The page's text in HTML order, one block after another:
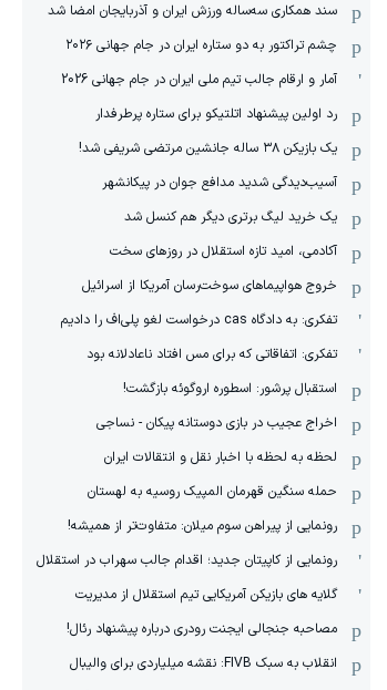
سند همکاری سه‌ساله‌ ‌ورزش ایران و آذربایجان امضا شد
چشم تراکتور به دو ستاره ایران در جام جهانی ۲۰۲۶
آمار و ارقام جالب تیم ملی ایران در جام جهانی 2026
رد اولین پیشنهاد اتلتیکو برای ستاره پرطرفدار
یک بازیکن ۳۸ ساله جانشین مرتضی شریفی شد!
آسیب‌دیدگی شدید مدافع جوان در پیکانشهر
یک خرید لیگ برتری دیگر هم کنسل شد
آکادمی، امید تازه استقلال در روزهای سخت
خروج هواپیماهای سوخت‌رسان آمریکا از اسرائیل
تفکری: به دادگاه cas درخواست لغو پلی‌اف را دادیم
تفکری: اتفاقاتی که برای مس افتاد ناعادلانه بود
استقبال پرشور: اسطوره اروگوئه بازگشت!
اخراج عجیب در بازی دوستانه پیکان - نساجی
لحظه به لحظه با اخبار نقل و انتقالات ایران
حمله سنگین قهرمان المپیک روسیه به لهستان
رونمایی از پیراهن سوم میلان: متفاوت‌تر از همیشه!
رونمایی از کاپیتان جدید؛ اقدام جالب سهراب در استقلال
گلایه های بازیکن آمریکایی تیم استقلال از مدیریت
مصاحبه جنجالی ایجنت رودری درباره پیشنهاد رئال!
انقلاب به سبک FIVB: نقشه میلیاردی برای والیبال